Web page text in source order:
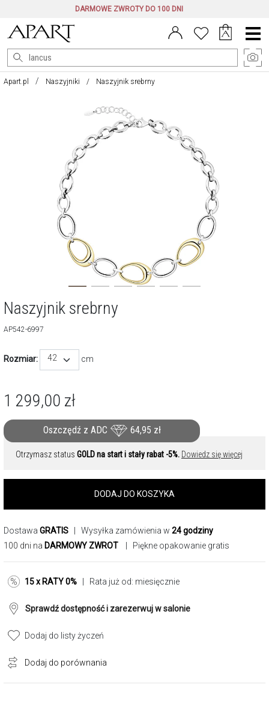
DARMOWE ZWROTY DO 100 DNI
Menu
główne
Apart.pl Naszyjniki Naszyjnik srebrny
Naszyjnik srebrny
AP542-6997
Rozmiar: 42 cm
1 299,00 zł
Oszczędź z ADC 64,95 zł
Otrzymasz status GOLD na start i stały rabat -5%. Dowiedz się więcej
DODAJ DO KOSZYKA
Dostawa GRATIS | Wysyłka zamówienia w 24 godziny
100 dni na DARMOWY ZWROT | Piękne opakowanie gratis
15 x RATY 0% | Rata już od: miesięcznie
Sprawdź dostępność i zarezerwuj w salonie
Dodaj do listy życzeń
Dodaj do porównania